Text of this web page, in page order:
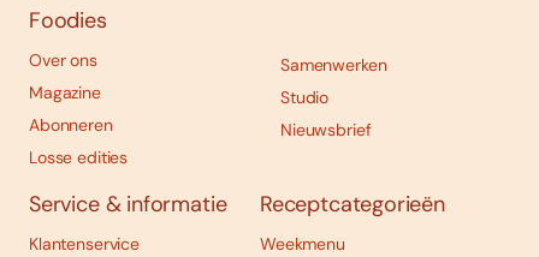
Foodies
Over ons
Magazine
Abonneren
Losse edities
Samenwerken
Studio
Nieuwsbrief
Service & informatie
Klantenservice
Receptcategorieën
Weekmenu